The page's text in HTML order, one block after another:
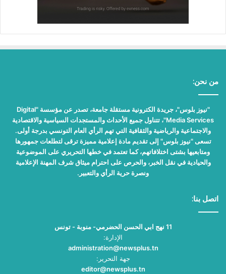
من نحن:
"نيوز بلوس"، جريدة الكترونية مستقلة جامعة، تصدر عن مؤسسة "Digital
Media Services"، تتناول جميع الأحداث والمستجدات السياسية والاقتصادية
والاجتماعية والرياضية والثقافية التي تهم الرأي العام التونسي بدرجة أولى.
تسعى "نيوز بلوس" إلى تقديم مادة إعلامية مميزة ترقى لتطلعات جمهورها
ومتابعيها بشتى اختلافاتهم، كما تعتمد في خطها التحريري على الموضوعية
والحيادية في نقل الخبر، والحرص على احترام ميثاق شرف المهنة الإعلامية
ونصرة حرية الرأي والتعبير.
اتصل بنا:
11 نهج ابي الحسن الحضرمي- منوبة - تونس
الإدارة:
administration@newsplus.tn
جهة التحرير:
editor@newsplus.tn